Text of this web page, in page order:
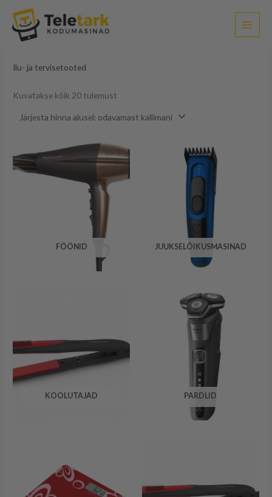
content
Ilu- ja tervisetooted
Kuvatakse kõik 20 tulemust
FÖÖNID JUUKSELÕIKUSMASINAD
KOOLUTAJAD PARDLID